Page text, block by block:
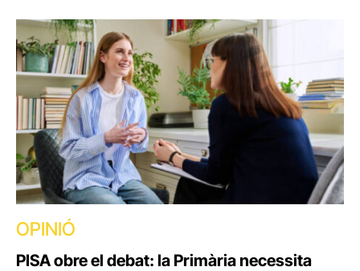
OPINIÓ
PISA obre el debat: la Primària necessita